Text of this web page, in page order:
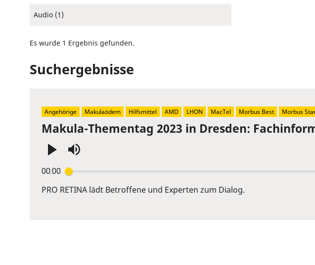
Audio (1)
Es wurde 1 Ergebnis gefunden.
Suchergebnisse
Makula-Thementag 2023 in Dresden:
00:00
Enter
or
PRO RETINA lädt Betroffene und Experten zum Dialog.
Angehörige Makulaödem Hilfsmittel AMD LHON MacTel Morbus Best Morbus